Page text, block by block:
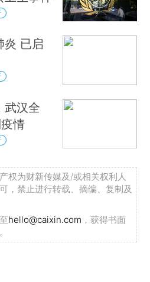
炎 已启
武汉全
情
权为财新传媒及/或相关权利人
，禁止进行转载、摘编、复制及
hello@caixin.com ，获得书面